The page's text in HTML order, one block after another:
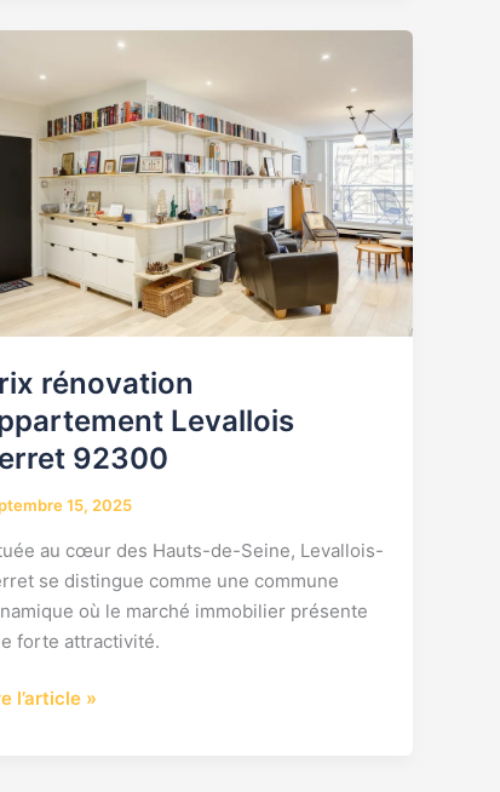
rénovation
Levallois
92300
15, 2025
au cœur des Hauts-de-Seine, Levallois-
se distingue comme une commune
où le marché immobilier présente
forte attractivité.
l’article »